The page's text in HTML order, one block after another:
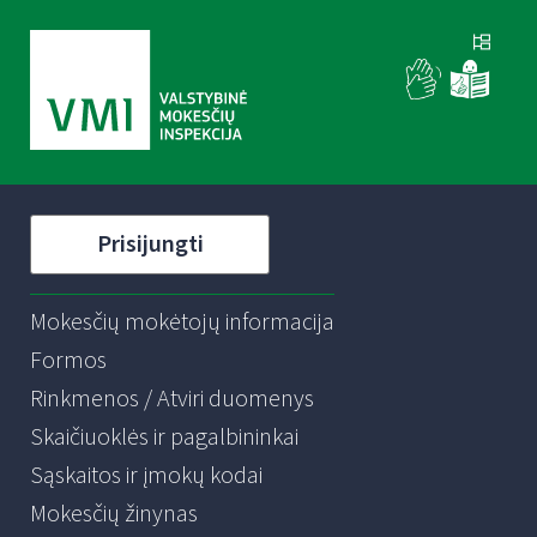
Prisijungti
Mokesčių mokėtojų informacija
Formos
Rinkmenos / Atviri duomenys
Skaičiuoklės ir pagalbininkai
Sąskaitos ir įmokų kodai
Mokesčių žinynas